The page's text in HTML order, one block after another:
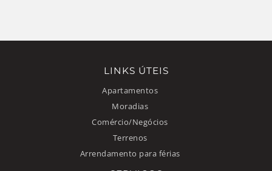
LINKS ÚTEIS
Apartamentos
Moradias
Comércio/Negócios
Terrenos
Arrendamento para férias